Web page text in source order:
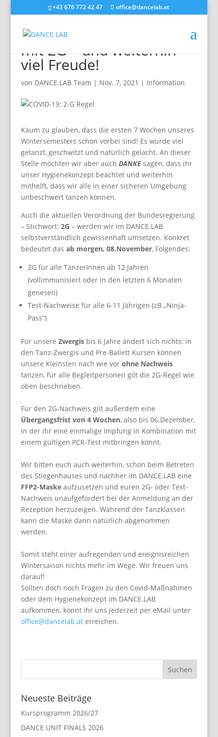
+43 676 772 42 47 office@dancelab.at
Durch den Tanzherbst
mit 2G – und weiterhin
viel Freude!
von DANCE.LAB Team | Nov. 7, 2021 | Information
Kaum zu glauben, dass die ersten 7 Wochen unseres
Wintersemesters schon vorbei sind! Es wurde viel
getanzt, geschwitzt und natürlich gelacht. An dieser
Stelle möchten wir aber auch DANKEsagen, dass ihr
unser Hygienekonzept beachtet und weiterhin
mithelft, dass wir alle in einer sicheren Umgebung
unbeschwert tanzen können.
Auch die aktuellen Verordnung der Bundesregierung
– Stichwort: 2G – werden wir im DANCE.LAB
selbstverständlich gewissenhaft umsetzen. Konkret
bedeutet das ab morgen, 08.November, Folgendes:
2G für alle TänzerInnen ab 12 Jahren
(vollimmunisiert oder in den letzten 6 Monaten
genesen)
Test-Nachweise für alle 6-11 Jährigen (zB „Ninja-
Pass“)
Für unsere Zwergisbis 6 Jahre ändert sich nichts: in
den Tanz-Zwergis und Pre-Ballett Kursen können
unsere Kleinsten nach wie vor ohne Nachweis
tanzen, für alle Begleitpersonen gilt die 2G-Regel wie
oben beschrieben.
Für den 2G-Nachweis gilt außerdem eine
Übergangsfrist von 4 Wochen, also bis 06.Dezember,
in der ihr eine einmalige Impfung in Kombination mit
einem gültigen PCR-Test mitbringen könnt.
Wir bitten euch auch weiterhin, schon beim Betreten
des Stiegenhauses und nachher im DANCE.LAB eine
FFP2-Maskeaufzusetzen und euren 2G- oder Test-
Nachweis unaufgefordert bei der Anmeldung an der
Rezeption herzuzeigen. Während der Tanzklassen
kann die Maske dann natürlich abgenommen
werden.
Somit steht einer aufregenden und ereignisreichen
Wintersaison nichts mehr im Wege. Wir freuen uns
darauf!
Sollten doch noch Fragen zu den Covid-Maßnahmen
oder dem Hygienekonzept im DANCE.LAB
aufkommen, könnt ihr uns jederzeit per eMail unter
office@dancelab.aterreichen.
Neueste Beiträge
Kursprogramm 2026/27
DANCE UNIT FINALS 2026